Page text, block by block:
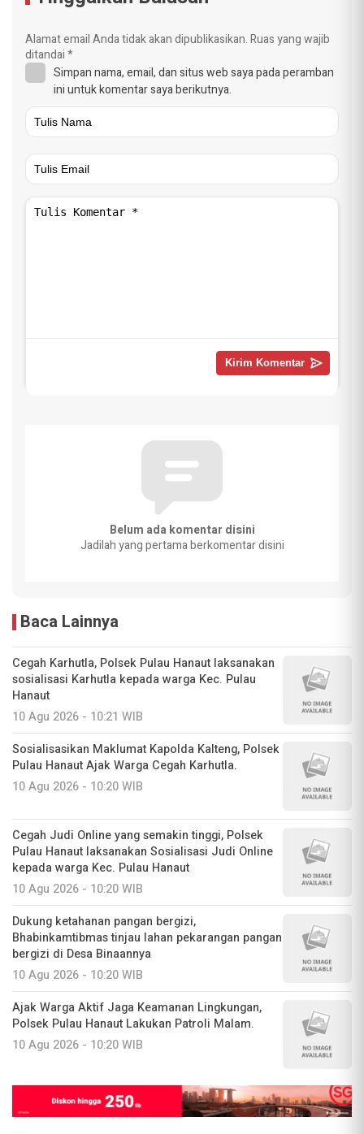
Alamat email Anda tidak akan dipublikasikan.Ruas yang wajib
ditandai*
Simpan nama, email, dan situs web saya pada peramban
ini untuk komentar saya berikutnya.
Belum ada komentar disini
Jadilah yang pertama berkomentar disini
Baca Lainnya
Cegah Karhutla, Polsek Pulau Hanaut laksanakan
sosialisasi Karhutla kepada warga Kec. Pulau
Hanaut
10 Agu 2026 - 10:21 WIB
Sosialisasikan Maklumat Kapolda Kalteng, Polsek
Pulau Hanaut Ajak Warga Cegah Karhutla.
10 Agu 2026 - 10:20 WIB
Cegah Judi Online yang semakin tinggi, Polsek
Pulau Hanaut laksanakan Sosialisasi Judi Online
kepada warga Kec. Pulau Hanaut
10 Agu 2026 - 10:20 WIB
Dukung ketahanan pangan bergizi,
Bhabinkamtibmas tinjau lahan pekarangan pangan
bergizi di Desa Binaannya
10 Agu 2026 - 10:20 WIB
Ajak Warga Aktif Jaga Keamanan Lingkungan,
Polsek Pulau Hanaut Lakukan Patroli Malam.
10 Agu 2026 - 10:20 WIB